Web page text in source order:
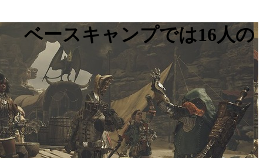
ベースキャンプでは16人の